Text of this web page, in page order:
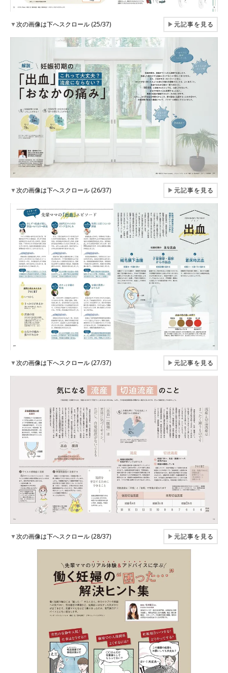
▼次の画像は下へスクロール (25/37) ▶元記事を見る
▼次の画像は下へスクロール (26/37) ▶元記事を見る
▼次の画像は下へスクロール (27/37) ▶元記事を見る
▼次の画像は下へスクロール (28/37) ▶元記事を見る